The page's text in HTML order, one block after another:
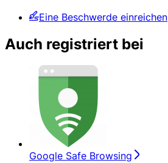
Eine Beschwerde einreichen
Auch registriert bei
Google Safe Browsing